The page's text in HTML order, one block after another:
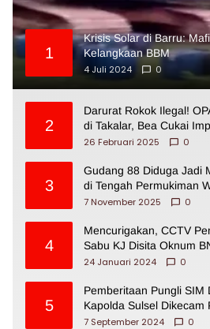
1
Krisis Solar di Barru:
Kelangkaan BBM
4 Juli 2024
0
2
Darurat Rokok Ilegal!
di Takalar, Bea Cukai
26 Februari 2025
0
3
Gudang 88 Diduga Jadi
di Tengah Permukiman
7 November 2025
0
4
Mencurigakan, CCTV
Sabu KJ Disita Oknum
24 Januari 2024
0
5
Pemberitaan Pungli SIM
Kapolda Sulsel Dikecam
7 September 2024
0